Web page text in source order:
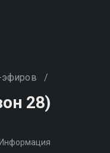
эфиров /
28)
Информация